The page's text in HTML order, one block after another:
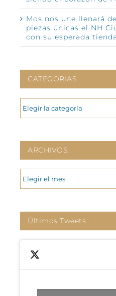
Mos nos une llenará
piezas únicas el NH
con su esperada
CATEGORIAS
CATEGORIAS
ARCHIVOS
ARCHIVOS
Últimos Tweets